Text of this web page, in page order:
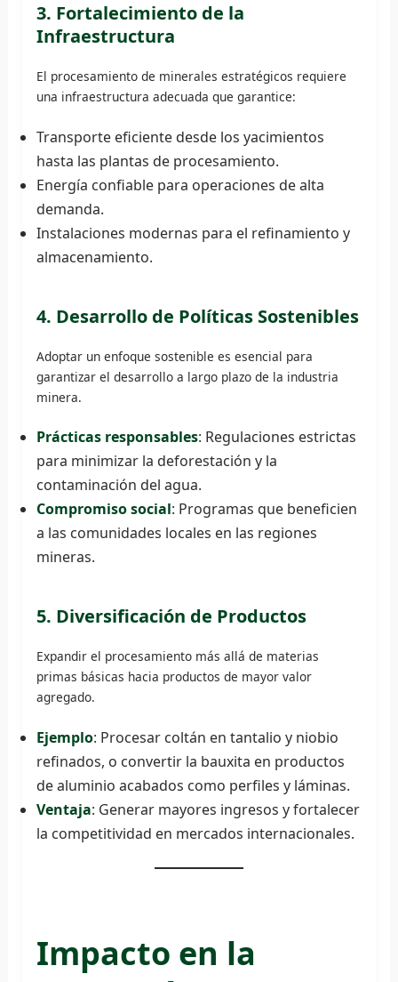
3. Fortalecimiento de la
Infraestructura
El procesamiento de minerales estratégicos requiere
una infraestructura adecuada que garantice:
Transporte eficiente desde los yacimientos
hasta las plantas de procesamiento.
Energía confiable para operaciones de alta
demanda.
Instalaciones modernas para el refinamiento y
almacenamiento.
4. Desarrollo de Políticas Sostenibles
Adoptar un enfoque sostenible es esencial para
garantizar el desarrollo a largo plazo de la industria
minera.
Prácticas responsables: Regulaciones estrictas
para minimizar la deforestación y la
contaminación del agua.
Compromiso social: Programas que beneficien
a las comunidades locales en las regiones
mineras.
5. Diversificación de Productos
Expandir el procesamiento más allá de materias
primas básicas hacia productos de mayor valor
agregado.
Ejemplo: Procesar coltán en tantalio y niobio
refinados, o convertir la bauxita en productos
de aluminio acabados como perfiles y láminas.
Ventaja: Generar mayores ingresos y fortalecer
la competitividad en mercados internacionales.
Impacto en la